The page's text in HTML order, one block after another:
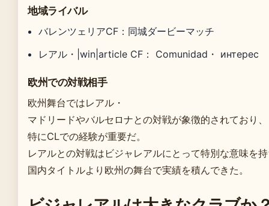
地域ライバル
バレンツェリアCF：同城ダービーマッチ
レアル・|win|article CF： Comunidad・ интерес
欧州での対戦相手
欧州舞台ではレアル・
マドリードやバルセロナとの対戦が象徴的されており、
特にCLでの経験が重要だ。
レアルとの対戦はビジャレアルにとって特別な意味を
国内タイトルより欧州の舞台で実績を積んできた。